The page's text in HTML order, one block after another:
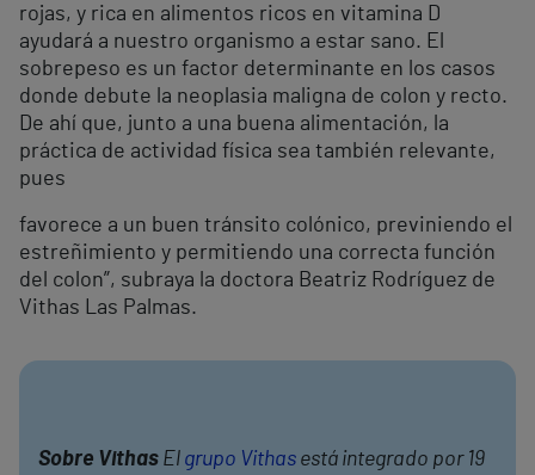
rojas, y rica en alimentos ricos en vitamina D
ayudará a nuestro organismo a estar sano. El
sobrepeso es un factor determinante en los casos
donde debute la neoplasia maligna de colon y recto.
De ahí que, junto a una buena alimentación, la
práctica de actividad física sea también relevante,
pues
favorece a un buen tránsito colónico, previniendo el
estreñimiento y permitiendo una correcta función
del colon”, subraya la doctora Beatriz Rodríguez de
Vithas Las Palmas.
Sobre Vithas El grupo Vithas está integrado por 19